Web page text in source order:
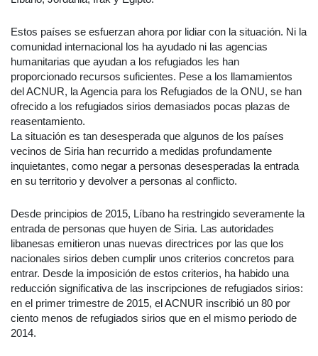
Estos países se esfuerzan ahora por lidiar con la situación. Ni la
comunidad internacional los ha ayudado ni las agencias
humanitarias que ayudan a los refugiados les han
proporcionado recursos suficientes. Pese a los llamamientos
del ACNUR, la Agencia para los Refugiados de la ONU, se han
ofrecido a los refugiados sirios demasiados pocas plazas de
reasentamiento.
La situación es tan desesperada que algunos de los países
vecinos de Siria han recurrido a medidas profundamente
inquietantes, como negar a personas desesperadas la entrada
en su territorio y devolver a personas al conflicto.
Desde principios de 2015, Líbano ha restringido severamente la
entrada de personas que huyen de Siria. Las autoridades
libanesas emitieron unas nuevas directrices por las que los
nacionales sirios deben cumplir unos criterios concretos para
entrar. Desde la imposición de estos criterios, ha habido una
reducción significativa de las inscripciones de refugiados sirios:
en el primer trimestre de 2015, el ACNUR inscribió un 80 por
ciento menos de refugiados sirios que en el mismo periodo de
2014.